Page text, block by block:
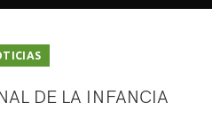
DE LA INFANCIA